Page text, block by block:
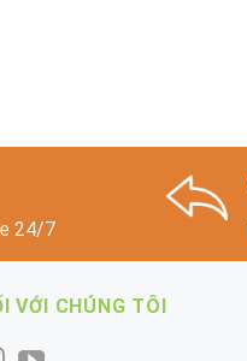
24/7
VỚI CHÚNG TÔI